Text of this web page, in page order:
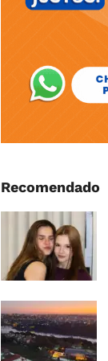
Recomendado